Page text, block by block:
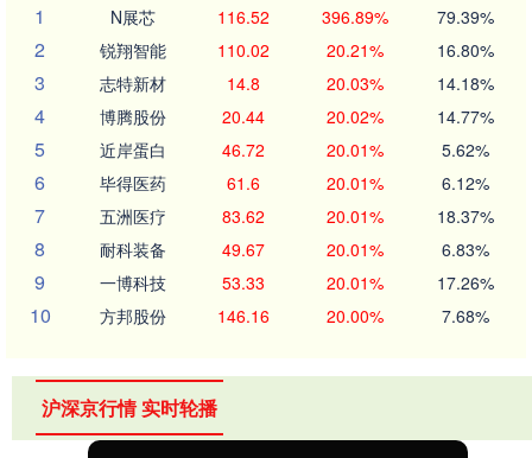
1
N展芯 116.52 396.89% 79.39%
2 锐翔智能 110.02 20.21% 16.80%
3 志特新材 14.8 20.03% 14.18%
4 博腾股份 20.44 20.02% 14.77%
5 近岸蛋白 46.72 20.01% 5.62%
6 毕得医药 61.6 20.01% 6.12%
7 五洲医疗 83.62 20.01% 18.37%
8 耐科装备 49.67 20.01% 6.83%
9 一博科技 53.33 20.01% 17.26%
10 方邦股份 146.16 20.00% 7.68%
沪深京行情 实时轮播